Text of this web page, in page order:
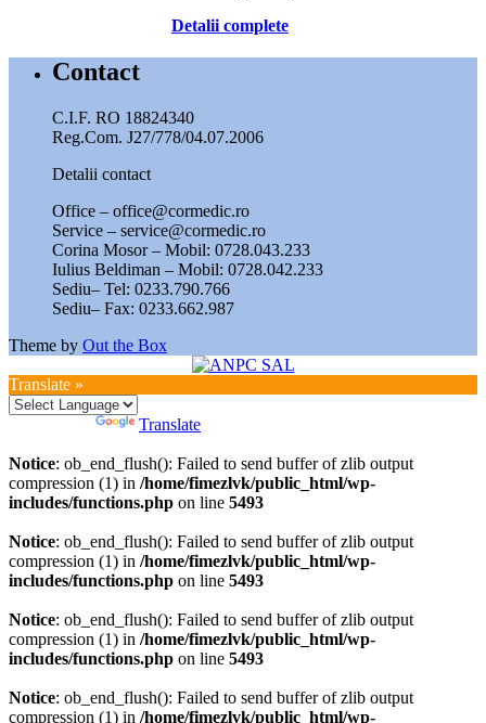
Detalii complete
Contact
C.I.F. RO 18824340
Reg.Com. J27/778/04.07.2006
Detalii contact
Office – office@cormedic.ro
Service – service@cormedic.ro
Corina Mosor – Mobil: 0728.043.233
Iulius Beldiman – Mobil: 0728.042.233
Sediu– Tel: 0233.790.766
Sediu– Fax: 0233.662.987
Theme by Out the Box
Translate »
Translate
Notice: ob_end_flush(): Failed to send buffer of zlib output
compression (1) in /home/fimezlvk/public_html/wp-
includes/functions.php on line 5493
Notice: ob_end_flush(): Failed to send buffer of zlib output
compression (1) in /home/fimezlvk/public_html/wp-
includes/functions.php on line 5493
Notice: ob_end_flush(): Failed to send buffer of zlib output
compression (1) in /home/fimezlvk/public_html/wp-
includes/functions.php on line 5493
Notice: ob_end_flush(): Failed to send buffer of zlib output
compression (1) in /home/fimezlvk/public_html/wp-